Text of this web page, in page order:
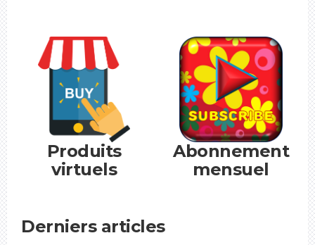
Produits
virtuels
Abonnement
mensuel
Derniers articles